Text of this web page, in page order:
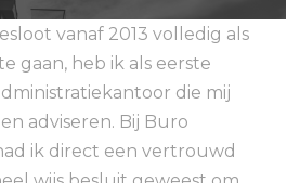
vanaf 2013 volledig als
gaan, heb ik als eerste
die mij
adviseren. Bij Buro
ik direct een vertrouwd